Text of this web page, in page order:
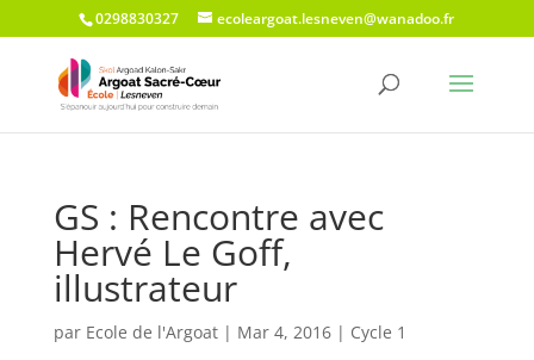
0298830327 ecoleargoat.lesneven@wanadoo.fr
GS : Rencontre avec
Hervé Le Goff,
illustrateur
par Ecole de l'Argoat| Mar 4, 2016| Cycle 1